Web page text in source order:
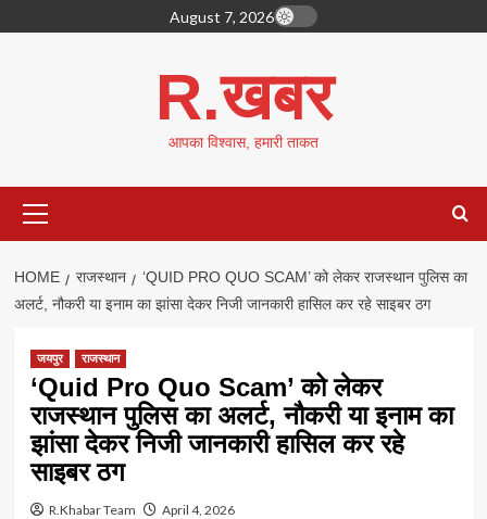
to
August 7, 2026
R.खबर
आपका विश्वास, हमारी ताकत
Menu
HOME राजस्थान
‘QUID PRO QUO SCAM’ को लेकर राजस्थान पुलिस का
अलर्ट, नौकरी या इनाम का झांसा देकर निजी जानकारी हासिल कर रहे साइबर ठग
जयपुर राजस्थान
‘Quid Pro Quo Scam’ को लेकर
राजस्थान पुलिस का अलर्ट, नौकरी या इनाम का
झांसा देकर निजी जानकारी हासिल कर रहे
साइबर ठग
R.Khabar Team April 4, 2026